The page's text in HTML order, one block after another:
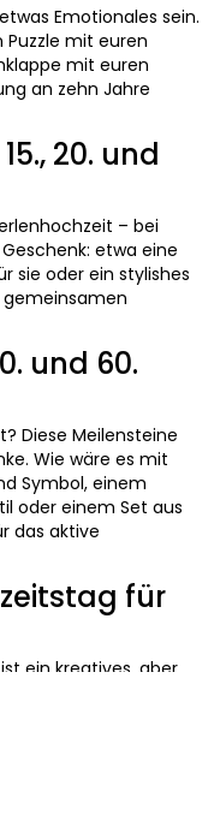
Emotionales sein.
Puzzle mit euren
mit euren
an zehn Jahre
20. und
– bei
etwa eine
sie oder ein stylishes
und 60.
Diese Meilensteine
Wie wäre es mit
Symbol, einem
oder einem Set aus
das aktive
für
ein kreatives, aber